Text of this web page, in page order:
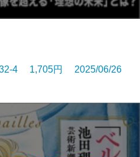
4 1,705円 2025/06/26